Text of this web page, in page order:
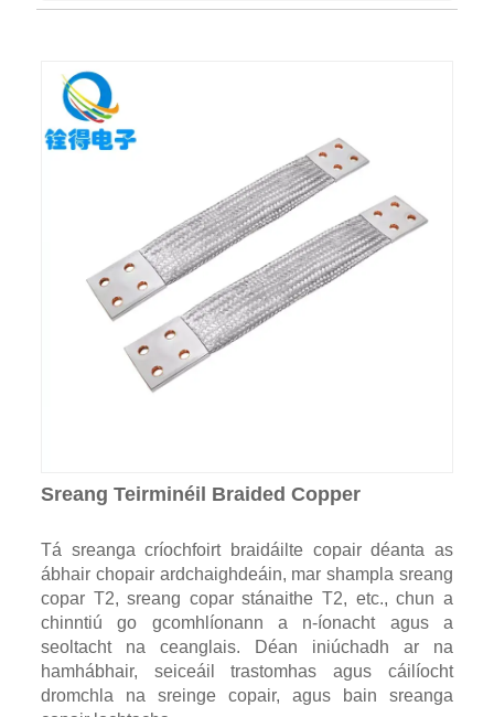
Sreang Teirminéil Braided Copper
Tá sreanga críochfoirt braidáilte copair déanta as
ábhair chopair ardchaighdeáin, mar shampla sreang
copar T2, sreang copar stánaithe T2, etc., chun a
chinntiú go gcomhlíonann a n-íonacht agus a
seoltacht na ceanglais. Déan iniúchadh ar na
hamhábhair, seiceáil trastomhas agus cáilíocht
dromchla na sreinge copair, agus bain sreanga